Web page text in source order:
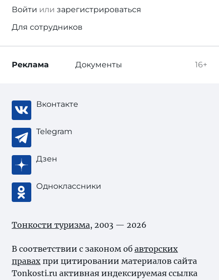
Войти или зарегистрироваться
Для сотрудников
16+
Реклама Документы
Вконтакте
Telegram
Дзен
Одноклассники
Тонкости туризма, 2003 — 2026
В соответствии с законом об авторских
правах при цитировании материалов сайта
Tonkosti.ru активная индексируемая ссылка